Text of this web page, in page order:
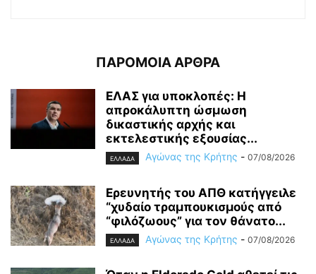
ΠΑΡΟΜΟΙΑ ΑΡΘΡΑ
ΕΛΑΣ για υποκλοπές: H
απροκάλυπτη ώσμωση
δικαστικής αρχής και
εκτελεστικής εξουσίας...
ΕΛΛΑΔΑ Αγώνας της Κρήτης - 07/08/2026
Ερευνητής του ΑΠΘ κατήγγειλε
“χυδαίο τραμπουκισμούς από
“φιλόζωους” για τον θάνατο...
ΕΛΛΑΔΑ Αγώνας της Κρήτης - 07/08/2026